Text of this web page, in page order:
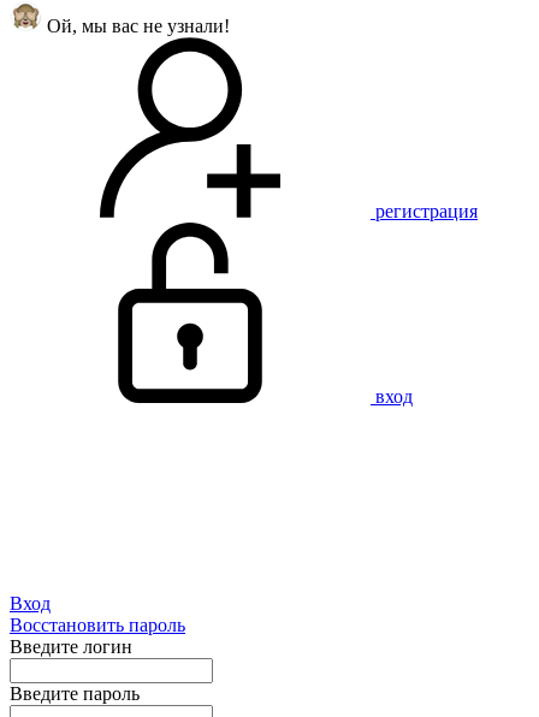
Ой, мы вас не узнали!
регистрация
вход
Вход
Восстановить пароль
Введите логин
Введите пароль